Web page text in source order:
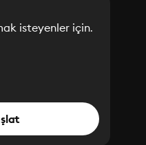
isteyenler için.